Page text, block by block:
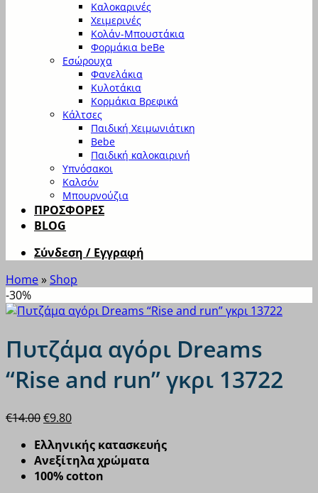
Καλοκαρινές
Χειμερινές
Κολάν-Μπουστάκια
Φορμάκια beBe
Εσώρουχα
Φανελάκια
Κυλοτάκια
Κορμάκια Βρεφικά
Κάλτσες
Παιδική Χειμωνιάτικη
Bebe
Παιδική καλοκαιρινή
Υπνόσακοι
Καλσόν
Μπουρνούζια
ΠΡΟΣΦΟΡΕΣ
BLOG
Σύνδεση / Εγγραφή
Home»Shop
-30%
Πυτζάμα αγόρι Dreams
“Rise and run” γκρι 13722
€14.00Original
was:
€14.00.
€9.80Η
τιμή
είναι:
€9.80.
Ελληνικής κατασκευής
Ανεξίτηλα χρώματα
100% cotton